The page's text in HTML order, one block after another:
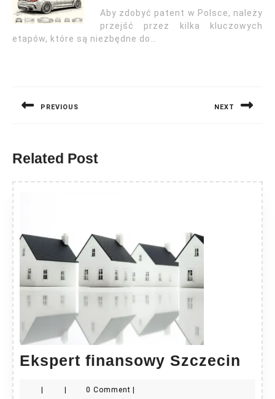
Aby zdobyć patent w Polsce, należy
przejść przez kilka kluczowych
etapów, które są niezbędne do…
PREVIOUS NEXT
Related Post
Ekspert finansowy Szczecin
0 Comment